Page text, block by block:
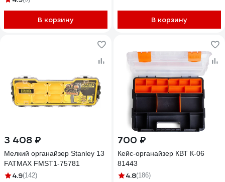
В корзину В корзину
3 408 ₽
Мелкий органайзер Stanley 13
FATMAX FMST1-75781
4.9(142)
700 ₽
Кейс-органайзер КВТ К-06
81443
4.8(186)